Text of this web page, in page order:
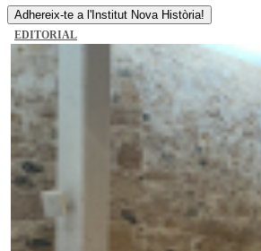
Adhereix-te a l'Institut Nova Història!
EDITORIAL